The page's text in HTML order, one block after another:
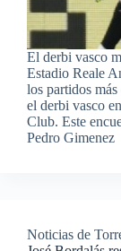
El derbi vasco
Estadio Reale
los partidos
el derbi vasco
Club. Este
Pedro Gimenez
Noticias de